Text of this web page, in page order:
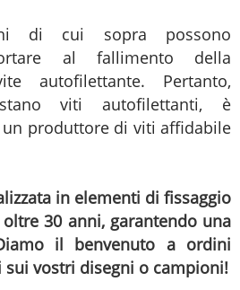
di cui sopra possono
al fallimento della
autofilettante. Pertanto,
viti autofilettanti, è
un produttore di viti affidabile
in elementi di fissaggio
30 anni, garantendo una
il benvenuto a ordini
sui vostri disegni o campioni!